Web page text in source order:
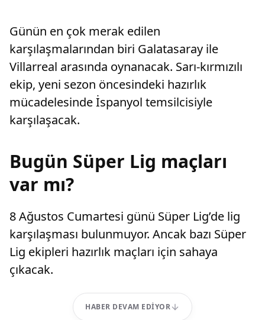
Günün en çok merak edilen
karşılaşmalarından biri Galatasaray ile
Villarreal arasında oynanacak. Sarı-kırmızılı
ekip, yeni sezon öncesindeki hazırlık
mücadelesinde İspanyol temsilcisiyle
karşılaşacak.
Bugün Süper Lig maçları
var mı?
8 Ağustos Cumartesi günü Süper Lig’de lig
karşılaşması bulunmuyor. Ancak bazı Süper
Lig ekipleri hazırlık maçları için sahaya
çıkacak.
HABER DEVAM EDIYOR